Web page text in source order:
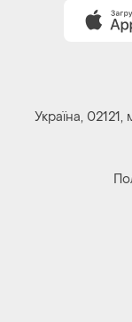
Україна,